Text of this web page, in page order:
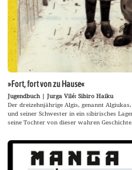
»Fort, fort von zu Hause«
Jugendbuch | Jurga Vilé: Sibiro Haiku
Der dreizehnjährige Algis, genannt
und seiner Schwester in ein sibirisches
seine Tochter von dieser wahren